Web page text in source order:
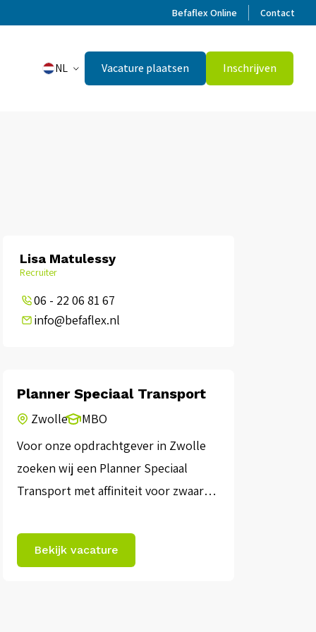
Befaflex Online Contact
NL Vacature plaatsen Inschrijven
Lisa Matulessy
Recruiter
06 - 22 06 81 67
info@befaflex.nl
Planner Speciaal Transport
Zwolle
MBO
Voor onze opdrachtgever in Zwolle
zoeken wij een Planner Speciaal
Transport met affiniteit voor zwaar
over complexe logistieke puzzels en
kan goed schakelen tussen
Bekijk vacature